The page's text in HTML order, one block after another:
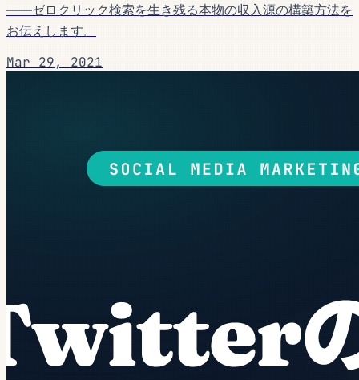
——ゼロクリック検索を生き残る本物の収入源の構築方法を
お伝えします。
Mar 29, 2021